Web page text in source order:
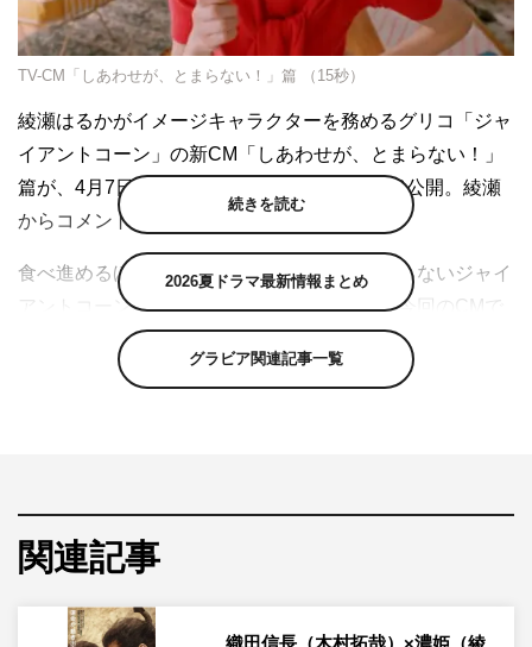
TV-CM「しあわせが、とまらない！」篇 （15秒）
綾瀬はるかがイメージキャラクターを務めるグリコ「ジャ
イアントコーン」の新CM「しあわせが、とまらない！」
篇が、4月7日（金）より全国オンエア＆WEB公開。綾瀬
からコメントが到着した。
食べ進めるほどに食感が変わり、幸せが止まらないジャイ
アントコーンのおいしさと楽しさを表現した今回のCMで
は、帰宅した途端に気が緩んでふと動きが止まり、ジャイ
アントコーンを食べて幸せをチャージした綾瀬が思わず踊
ルグルと手を回す“うずまきダンス”を披露することで没入
続きを読む
2026夏ドラマ最新情報まとめ
グラビア関連記事一覧
関連記事
織田信長（木村拓哉）×濃姫（綾